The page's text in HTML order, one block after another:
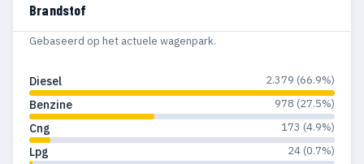
Brandstof
Gebaseerd op het actuele wagenpark.
Diesel 2.379 (66.9%)
Benzine 978 (27.5%)
Cng 173 (4.9%)
Lpg 24 (0.7%)